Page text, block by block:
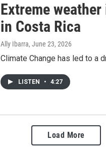
Extreme
in Costa Rica
Ally Ibarra, June 23, 2026
Climate Change has led to a
LISTEN • 4:27
Load More